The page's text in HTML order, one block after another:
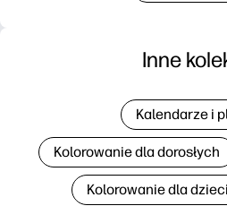
Inne
Kalendarze i
Kolorowanie dla dorosłych
Kolorowanie dla dzieci